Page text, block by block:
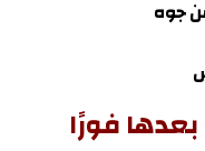
جوه
فورًا